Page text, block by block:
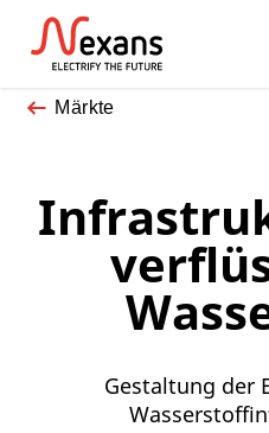
Märkte
Gestaltung der